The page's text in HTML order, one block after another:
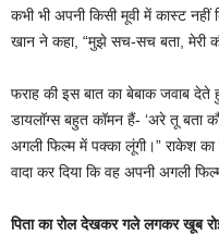
कभी भी अपनी किसी मूवी में कास्ट
खान ने कहा, “मुझे सच-सच बता, मेरी
फराह की इस बात का बेबाक जवाब देते
डायलॉग्स बहुत कॉमन हैं- ‘अरे तू बता
अगली फिल्म में पक्का लूंगी।” राकेश
वादा कर दिया कि वह अपनी अगली
पिता का रोल देखकर गले लगकर खूब